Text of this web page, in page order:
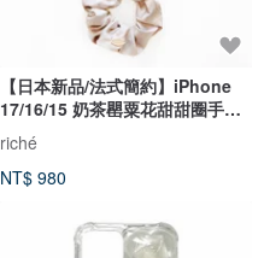
【日本新品/法式簡約】iPhone
17/16/15 奶茶罌粟花甜甜圈手機
riché
NT$ 980